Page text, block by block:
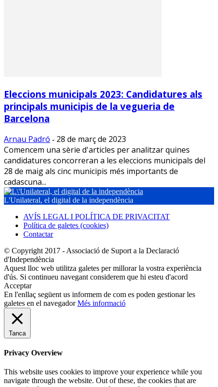
Eleccions municipals 2023: Candidatures als
principals municipis de la vegueria de
Barcelona
Arnau Padró - 28 de març de 2023
Comencem una sèrie d'articles per analitzar quines
candidatures concorreran a les eleccions municipals del
28 de maig als cinc municipis més importants de
cadascuna...
L'Unilateral, el digital de la independència
AVÍS LEGAL I POLÍTICA DE PRIVACITAT
Política de galetes (cookies)
Contactar
© Copyright 2017 - Associació de Suport a la Declaració
d'Independència
Aquest lloc web utilitza galetes per millorar la vostra experiència
d'ús. Si continueu navegant considerem que hi esteu d'acord
Acceptar
En l'enllaç següent us informem de com es poden gestionar les
galetes en el navegadorMés informació
Tanca
Privacy Overview
This website uses cookies to improve your experience while you
navigate through the website. Out of these, the cookies that are